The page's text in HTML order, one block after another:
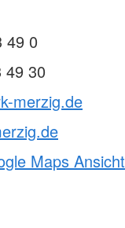
49 0
49 30
merzig.de
Maps Ansicht